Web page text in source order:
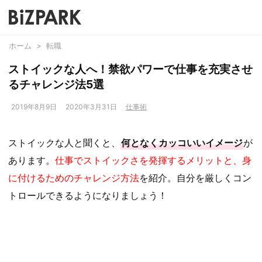
ホーム > 転職
ストイックな人へ！禁欲パワーで仕事を充実させ
るチャレンジ法5選
2019年8月9日 2020年3月31日 仕事術
ストイックな人と聞くと、 何となくカッコいいイメージが
あります。 仕事でストイックさを発揮するメリットと、身
に付けるためのチャレンジ方法を紹介。自分を厳しくコン
トロールできるようになりましょう！